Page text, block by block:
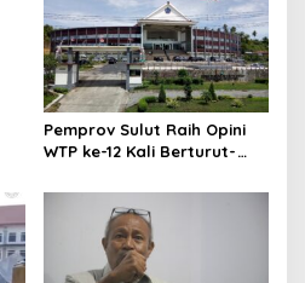
Pemprov Sulut Raih Opini
WTP ke-12 Kali Berturut-
yang Sehat dan Akuntabel